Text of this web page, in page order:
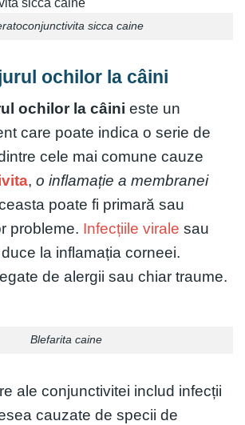
sicca caine
ochilor la câini
ochilor la câini este un
care poate indica o serie de
cele mai comune cauze
, o inflamație a membranei
poate fi primară sau
probleme. Infecțiile virale sau
la inflamația corneei.
de alergii sau chiar traume.
Blefarita caine
ale conjunctivitei includ infecții
cauzate de specii de